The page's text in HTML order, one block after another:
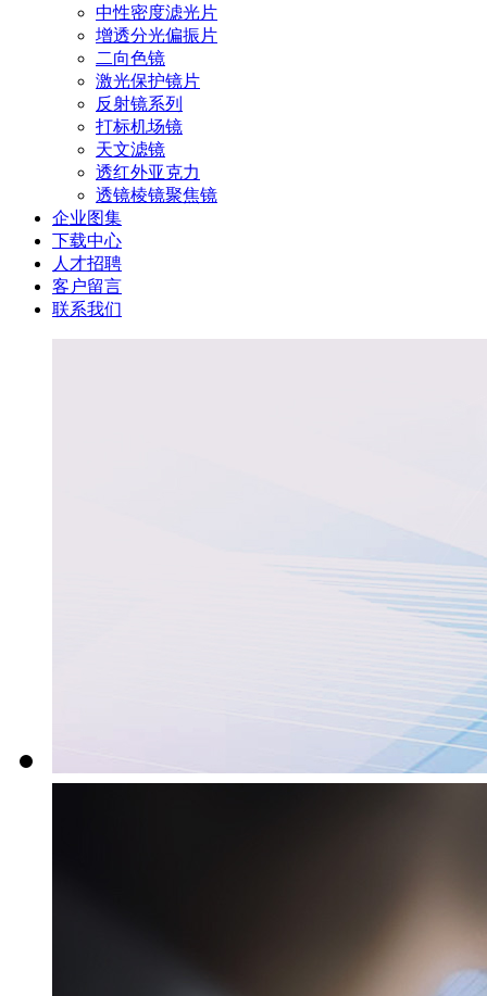
中性密度滤光片
增透分光偏振片
二向色镜
激光保护镜片
反射镜系列
打标机场镜
天文滤镜
透红外亚克力
透镜棱镜聚焦镜
企业图集
下载中心
人才招聘
客户留言
联系我们